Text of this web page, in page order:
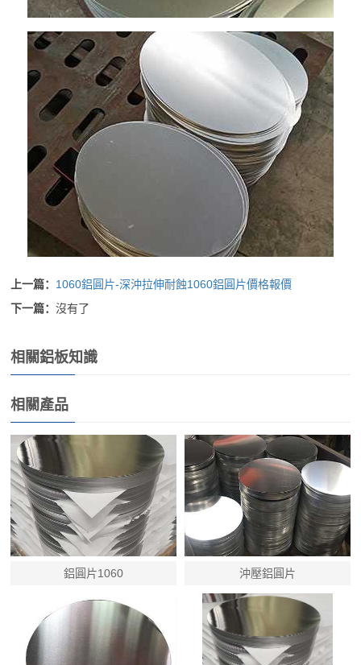
上一篇： 1060鋁圓片-深沖拉伸耐蝕1060鋁圓片價格報價
下一篇：沒有了
相關鋁板知識
相關產品
鋁圓片1060 沖壓鋁圓片